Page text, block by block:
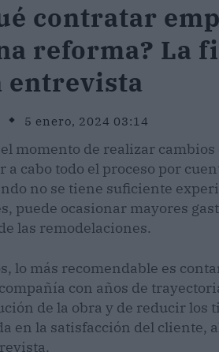
contratar
reforma? La
entrevista
5 enero, 2024 03:14
momento de realizar
a cabo todo el proceso por
no se tiene suficiente
puede ocasionar mayores
las remodelaciones.
lo más recomendable es
con años de
de la obra y de reducir los
en la satisfacción del cliente,